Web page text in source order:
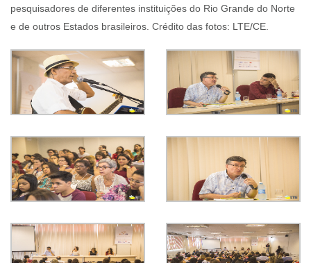
pesquisadores de diferentes instituições do Rio Grande do Norte
e de outros Estados brasileiros. Crédito das fotos: LTE/CE.